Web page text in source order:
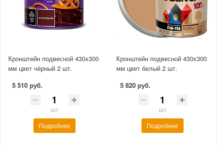
Кронштейн подвесной 430x300
мм цвет чёрный 2 шт.
5 510 руб.
шт
Подробнее
Кронштейн подвесной 430x300
мм цвет белый 2 шт.
5 820 руб.
шт
Подробнее